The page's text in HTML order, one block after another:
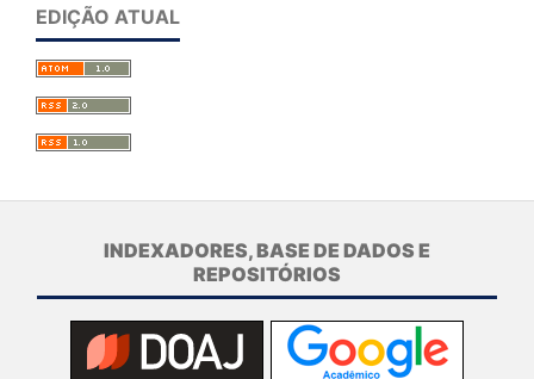
EDIÇÃO ATUAL
INDEXADORES, BASE DE DADOS E
REPOSITÓRIOS